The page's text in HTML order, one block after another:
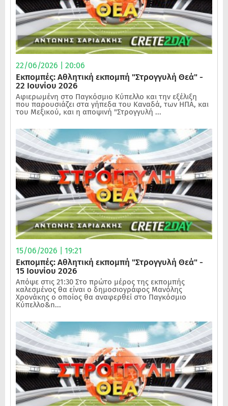
22/06/2026 | 20:06
Εκπομπές: Αθλητική εκπομπή "Στρογγυλή Θεά" -
22 Ιουνίου 2026
Αφιερωμένη στο Παγκόσμιο Κύπελλο και την εξέλιξη
που παρουσιάζει στα γήπεδα του Καναδά, των ΗΠΑ, και
του Μεξικού, και η αποψινή "Στρογγυλή ...
15/06/2026 | 19:21
Εκπομπές: Αθλητική εκπομπή "Στρογγυλή Θεά" -
15 Ιουνίου 2026
Απόψε στις 21:30 Στο πρώτο μέρος της εκπομπής
καλεσμένος θα είναι ο δημοσιογράφος Μανόλης
Χρονάκης ο οποίος θα αναφερθεί στο Παγκόσμιο
Κύπελλο&n...